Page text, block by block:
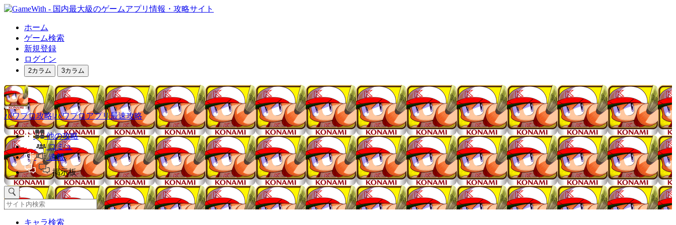
ホーム
ゲーム検索
新規登録
ログイン
2カラム 3カラム
パワプロ攻略|パワプロアプリ最速攻略
他の攻略
コミュ
速報
掲示板
キャラ検索